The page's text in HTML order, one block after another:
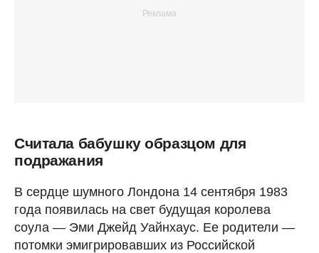
Считала бабушку образцом для
подражания
В сердце шумного Лондона 14 сентября 1983
года появилась на свет будущая королева
соула — Эми Джейд Уайнхаус. Ее родители —
потомки эмигрировавших из Российской